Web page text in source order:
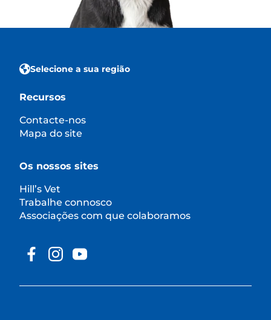
Selecione a sua região
Recursos
Contacte-nos
Mapa do site
Os nossos sites
Hill’s Vet
Trabalhe connosco
Associações com que colaboramos